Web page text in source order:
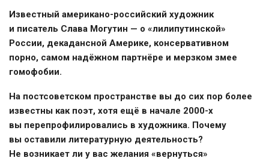
Известный американо-российский художник
и писатель Слава Могутин — о «лилипутинской»
России, декадансной Америке, консервативном
порно, самом надёжном партнёре и мерзком змее
гомофобии.
На постсоветском пространстве вы до сих пор более
известны как поэт, хотя ещё в начале 2000-х
вы перепрофилировались в художника. Почему
вы оставили литературную деятельность?
Не возникает ли у вас желания «вернуться»